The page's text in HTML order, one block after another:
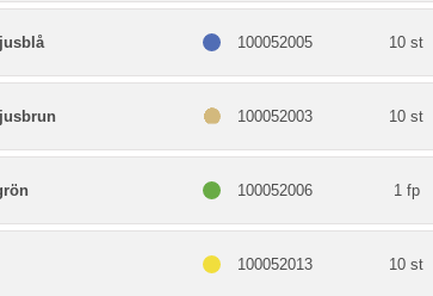
100052005 10 st
100052003 10 st
100052006 1 fp
100052013 10 st